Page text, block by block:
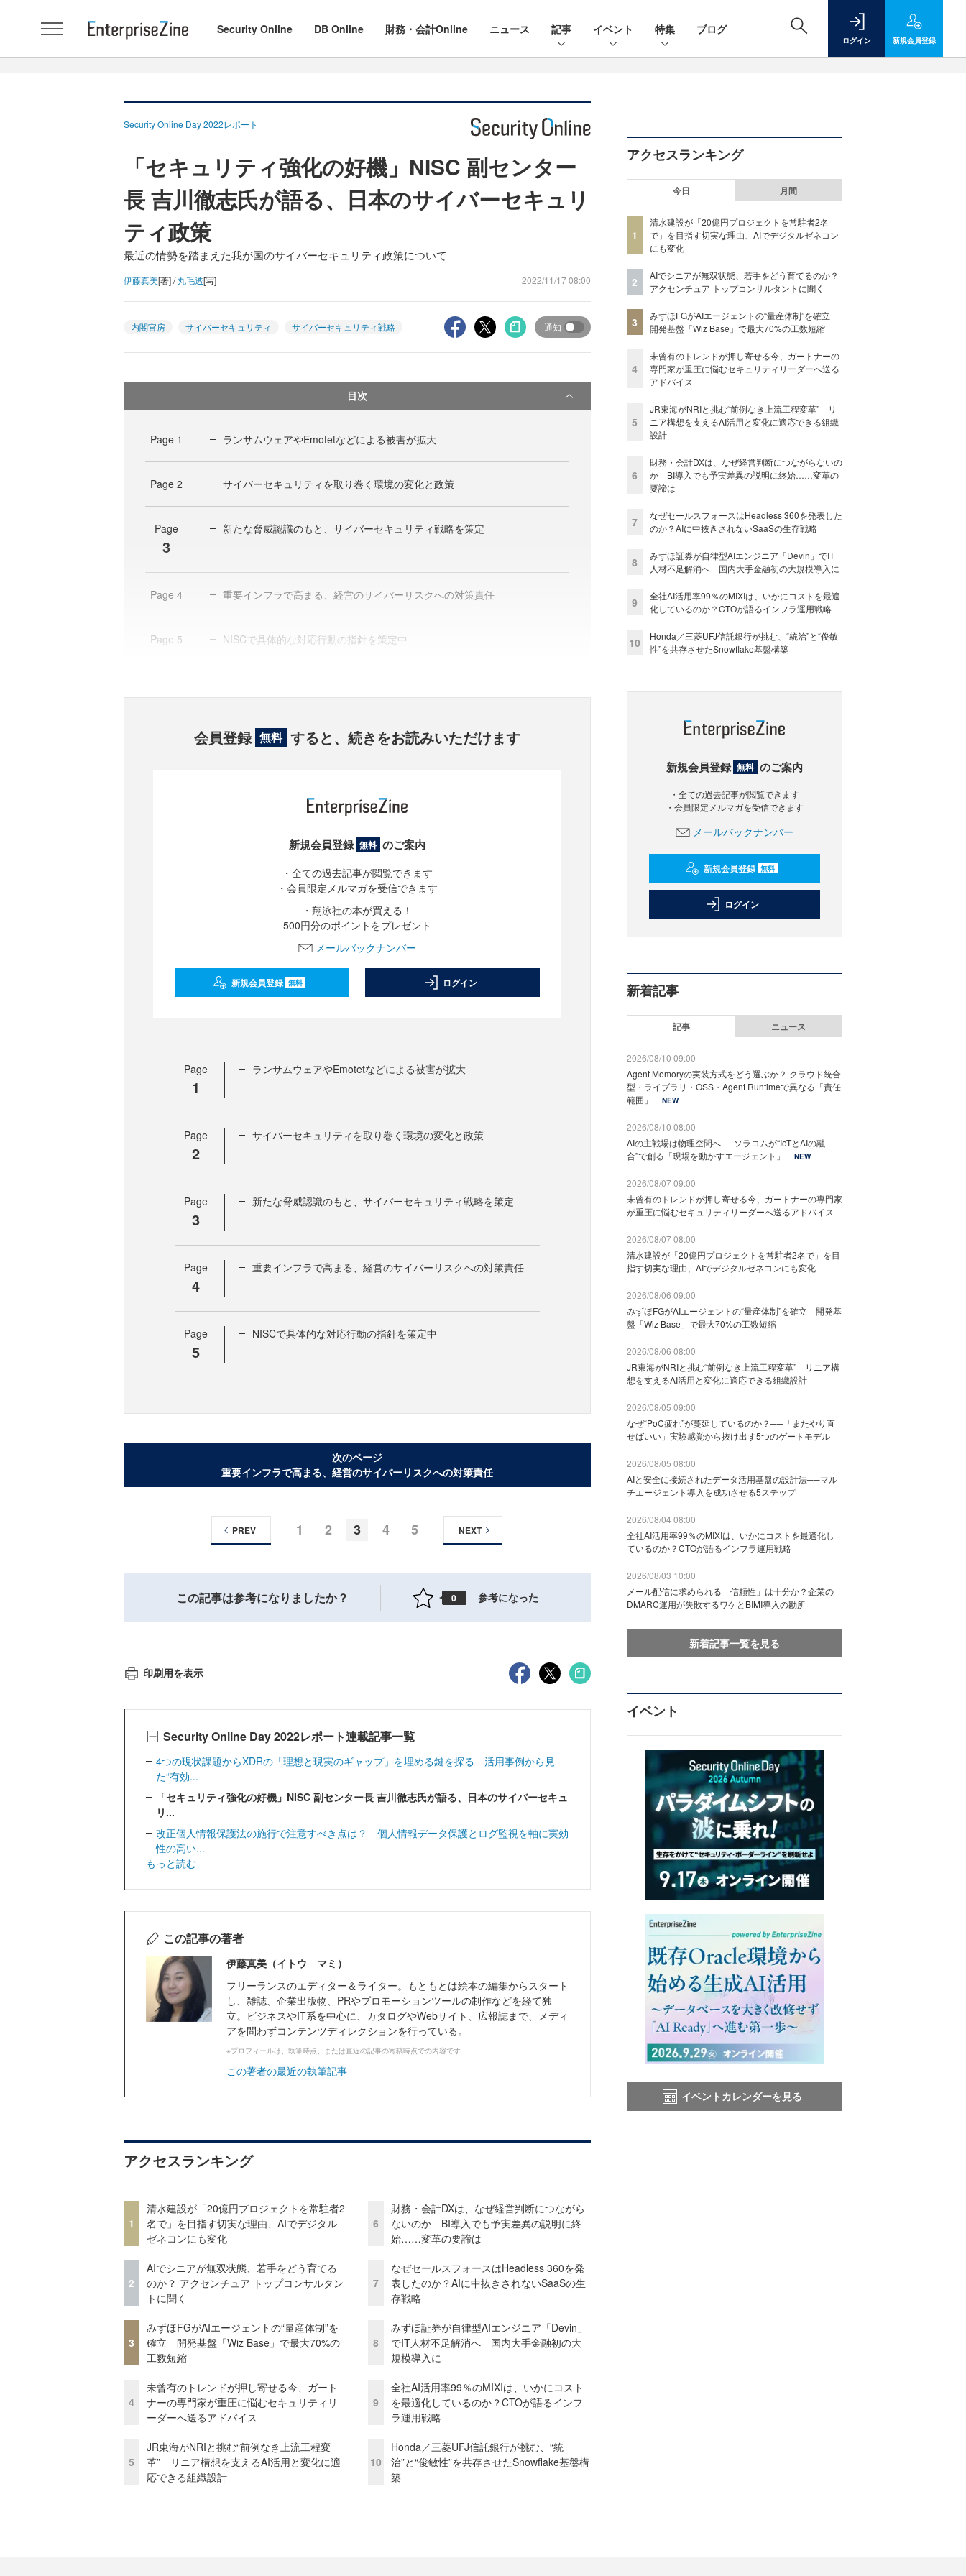
Security Online DB Online 財務・会計Online ニュース 記事 イベント 特集 ブログ
ログイン 新規会員登録
Security Online Day 2022レポート
「セキュリティ強化の好機」NISC 副センター
長 吉川徹志氏が語る、日本のサイバーセキュリ
ティ政策
最近の情勢を踏まえた我が国のサイバーセキュリティ政策について
伊藤真美[著] /丸毛透[写] 2022/11/17 08:00
内閣官房 サイバーセキュリティ サイバーセキュリティ戦略 通知
目次
Page 1 ランサムウェアやEmotetなどによる被害が拡大
Page 2 サイバーセキュリティを取り巻く環境の変化と政策
Page
3
新たな脅威認識のもと、サイバーセキュリティ戦略を策定
Page 4 重要インフラで高まる、経営のサイバーリスクへの対策責任
Page 5 NISCで具体的な対応行動の指針を策定中
会員登録 無料 すると、続きをお読みいただけます
新規会員登録 無料 のご案内
・全ての過去記事が閲覧できます
・会員限定メルマガを受信できます
・翔泳社の本が買える！
500円分のポイントをプレゼント
メールバックナンバー
新規会員登録 無料 ログイン
Page
1
ランサムウェアやEmotetなどによる被害が拡大
Page
2
サイバーセキュリティを取り巻く環境の変化と政策
Page
3
新たな脅威認識のもと、サイバーセキュリティ戦略を策定
Page
4
重要インフラで高まる、経営のサイバーリスクへの対策責任
Page
5
NISCで具体的な対応行動の指針を策定中
次のページ
重要インフラで高まる、経営のサイバーリスクへの対策責任
1 2 3 4 5
PREV NEXT
この記事は参考になりましたか？ 0 参考になった
印刷用を表示
Security Online Day 2022レポート連載記事一覧
4つの現状課題からXDRの「理想と現実のギャップ」を埋める鍵を探る 活用事例から見
た“有効...
「セキュリティ強化の好機」NISC 副センター長 吉川徹志氏が語る、日本のサイバーセキュ
リ...
改正個人情報保護法の施行で注意すべき点は？ 個人情報データ保護とログ監視を軸に実効
性の高い...
もっと読む
この記事の著者
伊藤真美（イトウ マミ）
フリーランスのエディター＆ライター。もともとは絵本の編集からスタート
し、雑誌、企業出版物、PRやプロモーションツールの制作などを経て独
立。ビジネスやIT系を中心に、カタログやWebサイト、広報誌まで、メディ
アを問わずコンテンツディレクションを行っている。
※プロフィールは、執筆時点、または直近の記事の寄稿時点での内容です
この著者の最近の執筆記事
アクセスランキング
1
清水建設が「20億円プロジェクトを常駐者2
名で」を目指す切実な理由、AIでデジタル
ゼネコンにも変化
2
AIでシニアが無双状態、若手をどう育てる
のか？ アクセンチュア トップコンサルタン
トに聞く
3
みずほFGがAIエージェントの“量産体制”を
確立 開発基盤「Wiz Base」で最大70%の
工数短縮
4
未曾有のトレンドが押し寄せる今、ガート
ナーの専門家が重圧に悩むセキュリティリ
ーダーへ送るアドバイス
5
JR東海がNRIと挑む“前例なき上流工程変
革” リニア構想を支えるAI活用と変化に適
応できる組織設計
6
財務・会計DXは、なぜ経営判断につながら
ないのか BI導入でも予実差異の説明に終
始……変革の要諦は
7
なぜセールスフォースはHeadless 360を発
表したのか？AIに中抜きされないSaaSの生
存戦略
8
みずほ証券が自律型AIエンジニア「Devin」
でIT人材不足解消へ 国内大手金融初の大
規模導入に
9
全社AI活用率99％のMIXIは、いかにコスト
を最適化しているのか？CTOが語るインフ
ラ運用戦略
10
Honda／三菱UFJ信託銀行が挑む、“統
治”と“俊敏性”を共存させたSnowflake基盤構
築
アクセスランキング
今日 月間
1
清水建設が「20億円プロジェクトを常駐者2名
で」を目指す切実な理由、AIでデジタルゼネコン
にも変化
2
AIでシニアが無双状態、若手をどう育てるのか？
アクセンチュア トップコンサルタントに聞く
3
みずほFGがAIエージェントの“量産体制”を確立
開発基盤「Wiz Base」で最大70%の工数短縮
4
未曾有のトレンドが押し寄せる今、ガートナーの
専門家が重圧に悩むセキュリティリーダーへ送る
アドバイス
5
JR東海がNRIと挑む“前例なき上流工程変革” リ
ニア構想を支えるAI活用と変化に適応できる組織
設計
6
財務・会計DXは、なぜ経営判断につながらないの
か BI導入でも予実差異の説明に終始……変革の
要諦は
7
なぜセールスフォースはHeadless 360を発表した
のか？AIに中抜きされないSaaSの生存戦略
8
みずほ証券が自律型AIエンジニア「Devin」でIT
人材不足解消へ 国内大手金融初の大規模導入に
9
全社AI活用率99％のMIXIは、いかにコストを最適
化しているのか？CTOが語るインフラ運用戦略
10
Honda／三菱UFJ信託銀行が挑む、“統治”と“俊敏
性”を共存させたSnowflake基盤構築
新規会員登録 無料 のご案内
・全ての過去記事が閲覧できます
・会員限定メルマガを受信できます
メールバックナンバー
新規会員登録 無料
ログイン
新着記事
記事 ニュース
2026/08/10 09:00
Agent Memoryの実装方式をどう選ぶか？ クラウド統合
型・ライブラリ・OSS・Agent Runtimeで異なる「責任
範囲」
NEW
2026/08/10 08:00
AIの主戦場は物理空間へ──ソラコムが“IoTとAIの融
合”で創る「現場を動かすエージェント」
NEW
2026/08/07 09:00
未曾有のトレンドが押し寄せる今、ガートナーの専門家
が重圧に悩むセキュリティリーダーへ送るアドバイス
2026/08/07 08:00
清水建設が「20億円プロジェクトを常駐者2名で」を目
指す切実な理由、AIでデジタルゼネコンにも変化
2026/08/06 09:00
みずほFGがAIエージェントの“量産体制”を確立 開発基
盤「Wiz Base」で最大70%の工数短縮
2026/08/06 08:00
JR東海がNRIと挑む“前例なき上流工程変革” リニア構
想を支えるAI活用と変化に適応できる組織設計
2026/08/05 09:00
なぜ“PoC疲れ”が蔓延しているのか？──「またやり直
せばいい」実験感覚から抜け出す5つのゲートモデル
2026/08/05 08:00
AIと安全に接続されたデータ活用基盤の設計法──マル
チエージェント導入を成功させる5ステップ
2026/08/04 08:00
全社AI活用率99％のMIXIは、いかにコストを最適化し
ているのか？CTOが語るインフラ運用戦略
2026/08/03 10:00
メール配信に求められる「信頼性」は十分か？企業の
DMARC運用が失敗するワケとBIMI導入の勘所
新着記事一覧を見る
イベント
イベントカレンダーを見る